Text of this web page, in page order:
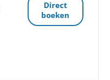
Direct
boeken